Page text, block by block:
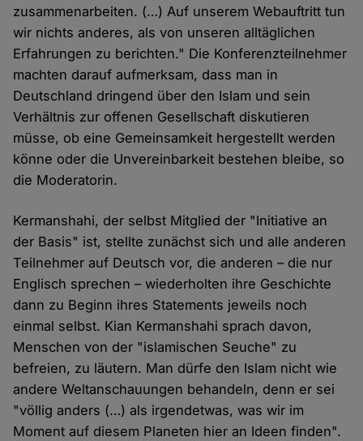
zusammenarbeiten. (…) Auf unserem Webauftritt tun
wir nichts anderes, als von unseren alltäglichen
Erfahrungen zu berichten." Die Konferenzteilnehmer
machten darauf aufmerksam, dass man in
Deutschland dringend über den Islam und sein
Verhältnis zur offenen Gesellschaft diskutieren
müsse, ob eine Gemeinsamkeit hergestellt werden
könne oder die Unvereinbarkeit bestehen bleibe, so
die Moderatorin.
Kermanshahi, der selbst Mitglied der "Initiative an
der Basis" ist, stellte zunächst sich und alle anderen
Teilnehmer auf Deutsch vor, die anderen – die nur
Englisch sprechen – wiederholten ihre Geschichte
dann zu Beginn ihres Statements jeweils noch
einmal selbst. Kian Kermanshahi sprach davon,
Menschen von der "islamischen Seuche" zu
befreien, zu läutern. Man dürfe den Islam nicht wie
andere Weltanschauungen behandeln, denn er sei
"völlig anders (…) als irgendetwas, was wir im
Moment auf diesem Planeten hier an Ideen finden".